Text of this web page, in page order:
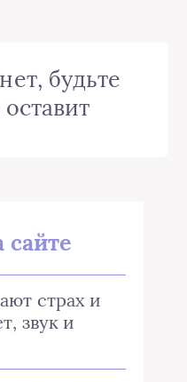
будьте
сайте
страх и
звук и